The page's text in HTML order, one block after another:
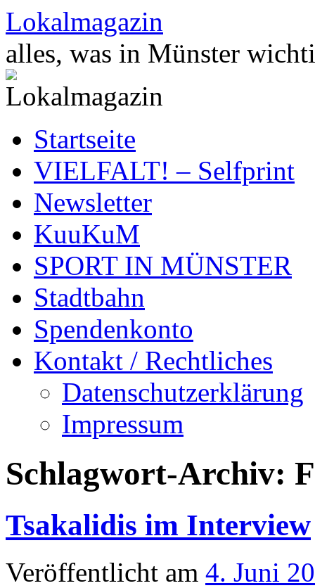
Zum
Inhalt
springen
Lokalmagazin
alles, was in Münster
Startseite
VIELFALT! – Selfprint
Newsletter
KuuKuM
SPORT IN MÜNSTER
Stadtbahn
Spendenkonto
Kontakt / Rechtliches
Datenschutzerklärung
Impressum
Schlagwort-Archiv:
Tsakalidis im Interview
Veröffentlicht am 4. Juni